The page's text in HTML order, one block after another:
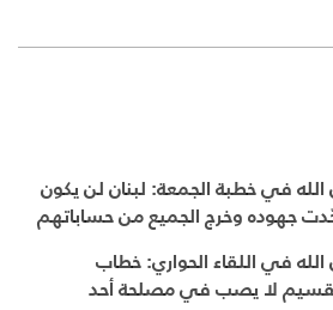
في خطبة الجمعة: لبنان لن يكون
جهوده وخرج الجميع من حساباتهم
في اللقاء الحواري: خطاب
لا يصب في مصلحة أحد